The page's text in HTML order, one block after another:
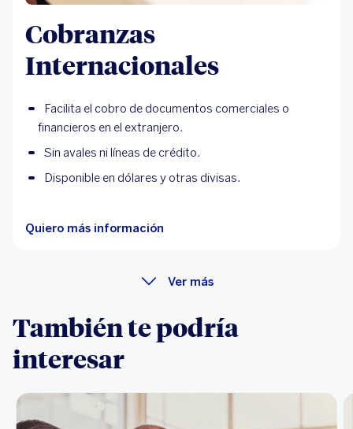
Cobranzas
Internacionales
Facilita el cobro de documentos comerciales o
financieros en el extranjero.
Sin avales ni líneas de crédito.
Disponible en dólares y otras divisas.
Quiero más información
Ver más
También te podría
interesar